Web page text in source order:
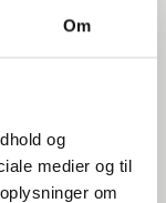
Om
og
medier og til
om